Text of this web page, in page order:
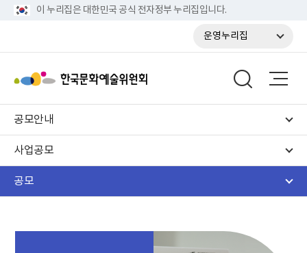
이 누리집은 대한민국 공식 전자정부 누리집입니다.
운영누리집
공모안내
사업공모
공모